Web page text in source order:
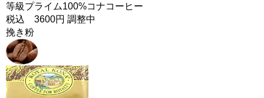
等級プライム100%コナコーヒー
税込 3600円 調整中
挽き粉